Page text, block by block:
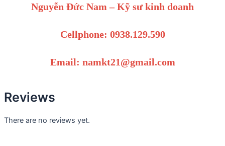
Nguyễn Đức Nam – Kỹ sư kinh doanh
Cellphone: 0938.129.590
Email: namkt21@gmail.com
Reviews
There are no reviews yet.